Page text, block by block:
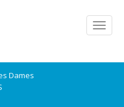
Dames